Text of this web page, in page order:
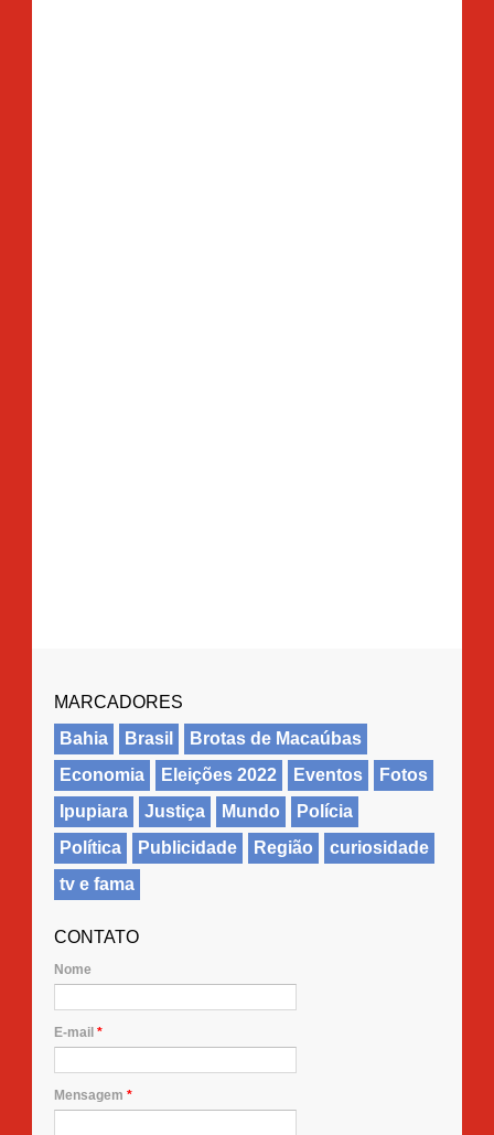
MARCADORES
Bahia
Brasil
Brotas de Macaúbas
Economia
Eleições 2022 Eventos
Fotos
Ipupiara
Justiça Mundo
Polícia
Política
Publicidade Região
curiosidade
tv e fama
CONTATO
Nome
E-mail *
Mensagem *